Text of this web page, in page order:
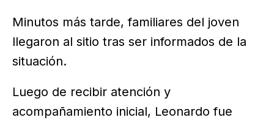
Minutos más tarde, familiares del joven
llegaron al sitio tras ser informados de la
situación.
Luego de recibir atención y
acompañamiento inicial, Leonardo fue